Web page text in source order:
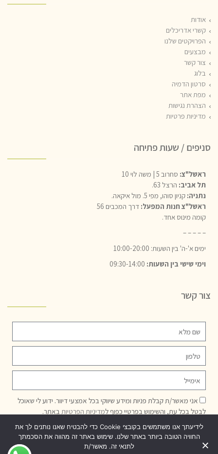
אודות
קשרי אדריכלים
הפרויקטים שלנו
מבצעים
צור קשר
בלוג
סרטון הדמיה
מפת אתר
הצהרת נגישות
מדיניות פרטיות
סניפים / שעות פתיחה
ראשל"צ: סחרוב 5 | משה לוי 10
תל אביב: הרצל 63.
נתניה: קניון סוהו, מפי 5. מול איקאה.
ראשל"צ חנות המפעל: דרך המכבים 56
קומה מינוס אחד.
– – – – –
ימים א'-ה' בין השעות: 10:00-20:00
וימי שישי בין השעות: 09:30-14:00
צור קשר
אני מאשר/ת קבלת פניות ומידע שיווקי בכל אמצעי דיוור. ידוע לי שאוכל
לבטל בכל עת, והשימוש בפרטיי כפוף למדיניות הפרטיות באתר.
שליחה
לידיעתך אנו משתמשים בקובצי Cookie כדי להבטיח שאנו נותנים לך את
החוויה הטובה ביותר באתר שלנו. שימוש באתר זה מהווה את הסכמתך
לתנאי זה. מאשר/ת